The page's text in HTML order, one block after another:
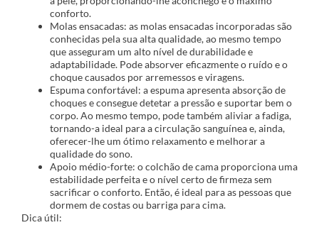
conforto.
Molas ensacadas: as molas ensacadas incorporadas são
conhecidas pela sua alta qualidade, ao mesmo tempo
que asseguram um alto nível de durabilidade e
adaptabilidade. Pode absorver eficazmente o ruído e o
choque causados por arremessos e viragens.
Espuma confortável: a espuma apresenta absorção de
choques e consegue detetar a pressão e suportar bem o
corpo. Ao mesmo tempo, pode também aliviar a fadiga,
tornando-a ideal para a circulação sanguínea e, ainda,
oferecer-lhe um ótimo relaxamento e melhorar a
qualidade do sono.
Apoio médio-forte: o colchão de cama proporciona uma
estabilidade perfeita e o nível certo de firmeza sem
sacrificar o conforto. Então, é ideal para as pessoas que
dormem de costas ou barriga para cima.
Dica útil: